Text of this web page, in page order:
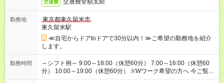
交通費 交通費全額支給
勤務地
東京都東久留米市
東久留米駅
≪自宅からドアtoドアで30分以内！≫ご希望の勤務地を紹介
します。
勤務時間
～シフト例～ 9:00～18:00（休憩60分） 7:00～16:00（休憩60
分） 10:00～19:00（休憩60分） ※Wワーク希望の方へ 今ご覧の
お仕事で希望する勤務時間と、もう1つのお仕事の勤務時間の合